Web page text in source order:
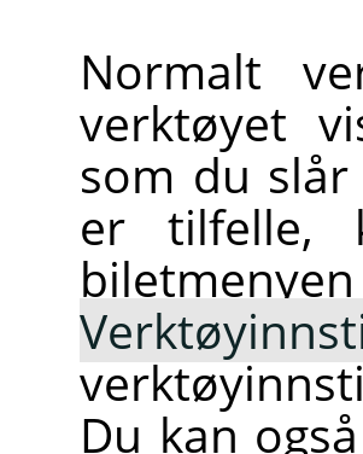
Normalt
verktøyet
som du
er tilfelle,
Du kan